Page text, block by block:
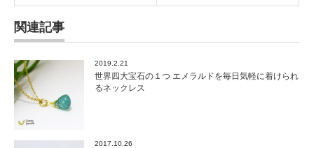
ト
と
ピ
ク
オ
パ
ー
の
薔
関連記事
2019.2.21
世界四大宝石の１つ エメラルドを毎日気軽に着けられ
るネックレス
2017.10.26